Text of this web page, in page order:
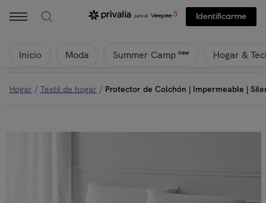
Identificarme
Inicio Moda Summer Camp new Hogar &
Hogar / Textil de hogar / Protector de Colchón | Impermeable |